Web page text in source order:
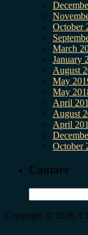
October
March
January
August
May
May
April
August
April
October
Cautare
for:
Copyright © 2026,